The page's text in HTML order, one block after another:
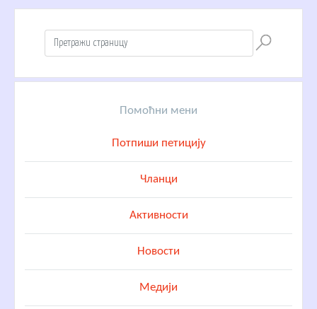
Помоћни мени
Потпиши петицију
Чланци
Активности
Новости
Медији